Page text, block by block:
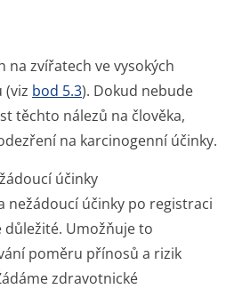
zvířatech ve vysokých
(viz bod 5.3). Dokud nebude
těchto nálezů na člověka,
na karcinogenní účinky.
účinky
nežádoucí účinky po registraci
Umožňuje to
poměru přínosů a rizik
zdravotnické